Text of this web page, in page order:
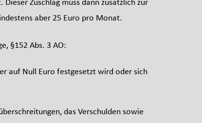
aber 25 Euro pro Monat.
§152 Abs. 3 AO:
auf Null Euro festgesetzt wird oder sich
das Verschulden sowie